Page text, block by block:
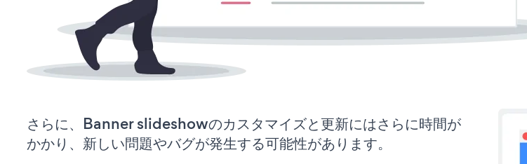
さらに、Banner slideshowのカスタマイズと更新にはさらに時間が
かかり、新しい問題やバグが発生する可能性があります。